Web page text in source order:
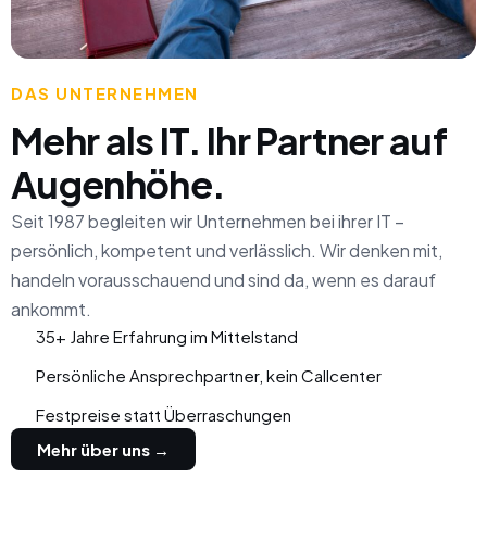
DAS UNTERNEHMEN
Mehr als IT. Ihr Partner auf
Augenhöhe.
Seit 1987 begleiten wir Unternehmen bei ihrer IT –
persönlich, kompetent und verlässlich. Wir denken mit,
handeln vorausschauend und sind da, wenn es darauf
ankommt.
35+ Jahre Erfahrung im Mittelstand
Persönliche Ansprechpartner, kein Callcenter
Festpreise statt Überraschungen
Mehr über uns →